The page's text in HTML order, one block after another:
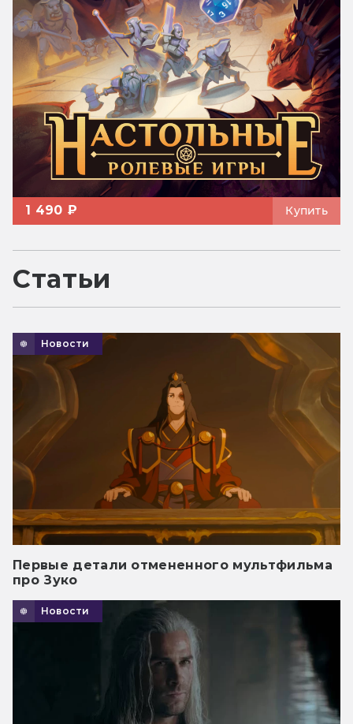
1 490 ₽ Купить
Статьи
Новости
Первые детали отмененного мультфильма
про Зуко
Новости